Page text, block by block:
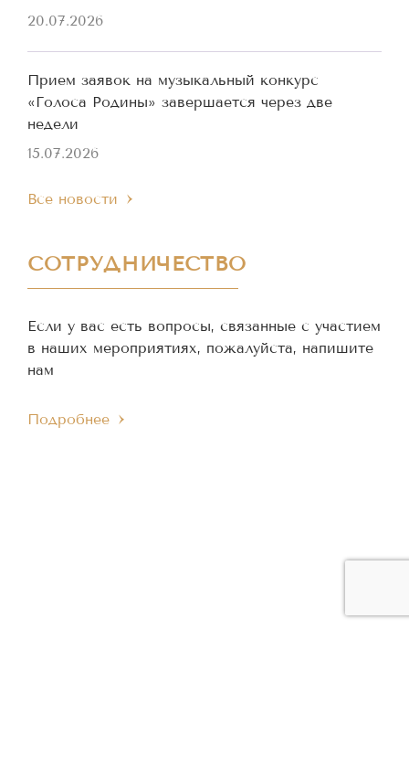
20.07.2026
Прием заявок на музыкальный конкурс
«Голоса Родины» завершается через две
недели
15.07.2026
Все новости
СОТРУДНИЧЕСТВО
Если у вас есть вопросы, связанные с участием
в наших мероприятиях, пожалуйста, напишите
нам
Подробнее